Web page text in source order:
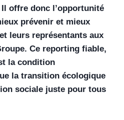
offre donc l’opportunité
prévenir et mieux
leurs représentants aux
Ce reporting fiable,
la condition
la transition écologique
sociale juste pour tous